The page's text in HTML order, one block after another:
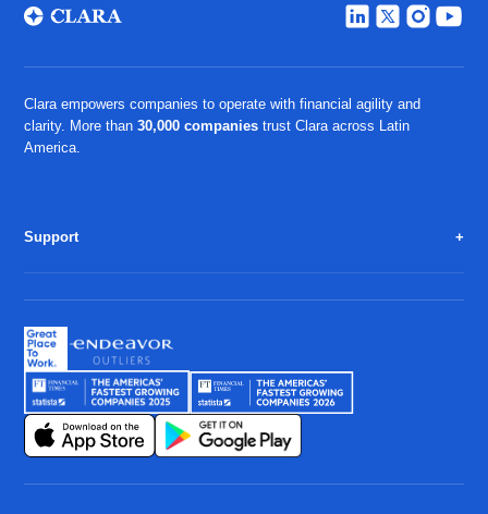
Clara empowers companies to operate with financial agility and
clarity. More than30,000 companiestrust Clara across Latin
America.
Support